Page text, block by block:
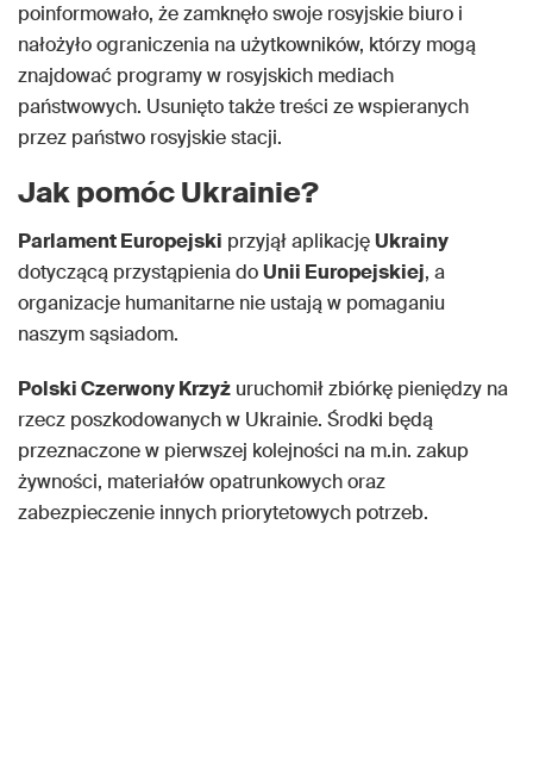
poinformowało, że zamknęło swoje rosyjskie biuro i
nałożyło ograniczenia na użytkowników, którzy mogą
znajdować programy w rosyjskich mediach
państwowych. Usunięto także treści ze wspieranych
przez państwo rosyjskie stacji.
Jak pomóc Ukrainie?
Parlament Europejski przyjął aplikacjęUkrainy
dotyczącą przystąpienia doUnii Europejskiej, a
organizacje humanitarne nie ustają w pomaganiu
naszym sąsiadom.
Polski Czerwony Krzyż uruchomił zbiórkę pieniędzy na
rzecz poszkodowanych w Ukrainie. Środki będą
przeznaczone w pierwszej kolejności na m.in. zakup
żywności, materiałów opatrunkowych oraz
zabezpieczenie innych priorytetowych potrzeb.